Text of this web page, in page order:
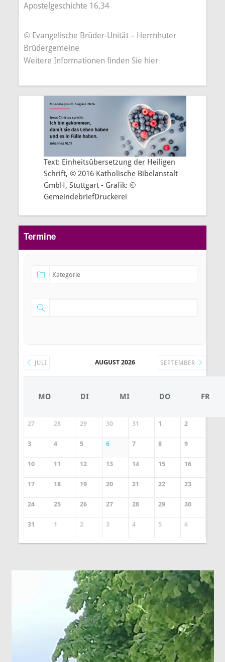
Apostelgeschichte 16,34
© Evangelische Brüder-Unität – Herrnhuter
Brüdergemeine
Weitere Informationen finden Sie hier
Text: Einheitsübersetzung der Heiligen
Schrift, © 2016 Katholische Bibelanstalt
GmbH, Stuttgart - Grafik: ©
GemeindebriefDruckerei
Termine
JULI AUGUST 2026 SEPTEMBER
MO DI MI DO FR
27 28 29 30 31 1 2
3 4 5 6 7 8 9
10 11 12 13 14 15 16
17 18 19 20 21 22 23
24 25 26 27 28 29 30
31 1 2 3 4 5 6